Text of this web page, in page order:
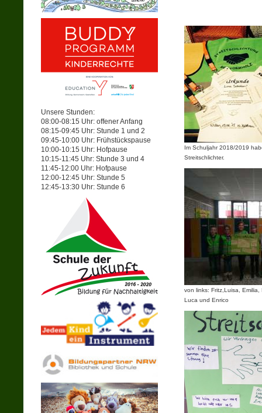
Unsere Stunden:
08:00-08:15 Uhr: offener Anfang
08:15-09:45 Uhr: Stunde 1 und 2
09:45-10:00 Uhr: Frühstückspause
10:00-10:15 Uhr: Hofpause
10:15-11:45 Uhr: Stunde 3 und 4
11:45-12:00 Uhr: Hofpause
12:00-12:45 Uhr: Stunde 5
12:45-13:30 Uhr: Stunde 6
Im Schuljahr 2018/2019
Streitschlichter.
von links: Fritz,Luisa,
Luca und Enrico